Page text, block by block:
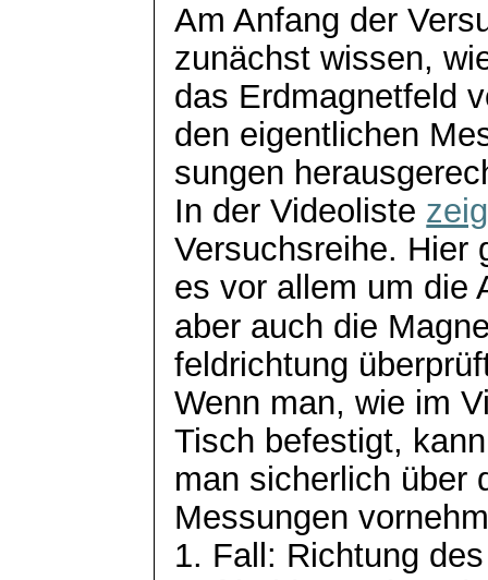
Am Anfang der
zunächst wissen,
das Erdmagnetfeld
den eigentlichen
sungen
In der Videoliste
Versuchsreihe. Hier
es vor allem um die
aber auch die
feldrichtung
Wenn man, wie im
Tisch befestigt, kann
man sicherlich über
Messungen
1. Fall: Richtung